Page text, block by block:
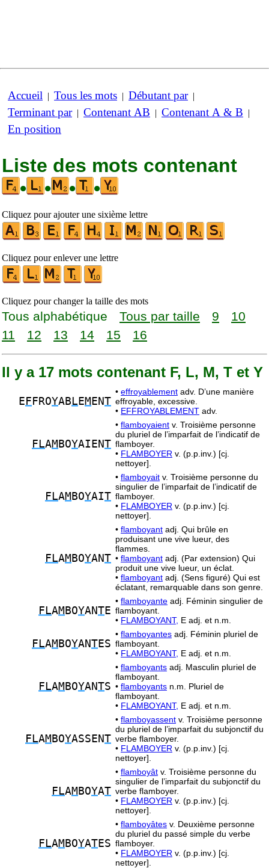
Accueil | Tous les mots | Débutant par|
Terminant par| Contenant AB | Contenant A & B |
En position
Liste des mots contenant
•
• • •
Cliquez pour ajouter une sixième lettre
Cliquez pour enlever une lettre
Cliquez pour changer la taille des mots
Tous alphabétique Tous par taille 9
10
11
12 13 14 15 16
Il y a 17 mots contenant F, L, M, T et Y
E F FROYAB L EM ENT
• effroyablement adv. D’une manière
effroyable, excessive.
• EFFROYABLEMENT adv.
FLAM BOYAIENT
• flamboyaient v. Troisième personne
du pluriel de l’imparfait de l’indicatif de
flamboyer.
• FLAMBOYER v. (p.p.inv.) [cj.
nettoyer].
FLAM BOYAIT
• flamboyait v. Troisième personne du
singulier de l’imparfait de l’indicatif de
flamboyer.
• FLAMBOYER v. (p.p.inv.) [cj.
nettoyer].
FLAM BOYANT
• flamboyant adj. Qui brûle en
produisant une vive lueur, des
flammes.
• flamboyant adj. (Par extension) Qui
produit une vive lueur, un éclat.
• flamboyant adj. (Sens figuré) Qui est
éclatant, remarquable dans son genre.
FLAM BOYANTE
• flamboyante adj. Féminin singulier de
flamboyant.
• FLAMBOYANT, E adj. et n.m.
FLAM BOYANTES
• flamboyantes adj. Féminin pluriel de
flamboyant.
• FLAMBOYANT, E adj. et n.m.
FLAM BOYANTS
• flamboyants adj. Masculin pluriel de
flamboyant.
• flamboyants n.m. Pluriel de
flamboyant.
• FLAMBOYANT, E adj. et n.m.
FLAM BOYASSENT
• flamboyassent v. Troisième personne
du pluriel de l’imparfait du subjonctif du
verbe flamboyer.
• FLAMBOYER v. (p.p.inv.) [cj.
nettoyer].
FLAM BOYAT
• flamboyât v. Troisième personne du
singulier de l’imparfait du subjonctif du
verbe flamboyer.
• FLAMBOYER v. (p.p.inv.) [cj.
nettoyer].
FLAM BOYATES
• flamboyâtes v. Deuxième personne
du pluriel du passé simple du verbe
flamboyer.
• FLAMBOYER v. (p.p.inv.) [cj.
nettoyer].